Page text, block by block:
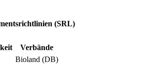
(SRL)
Verbände
Bioland (DB)